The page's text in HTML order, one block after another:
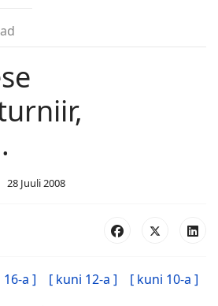
28 Juuli 2008
a ] [ kuni 12-a ]
[ kuni 10-a ]